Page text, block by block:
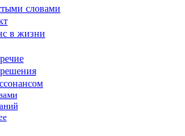
словами
в жизни